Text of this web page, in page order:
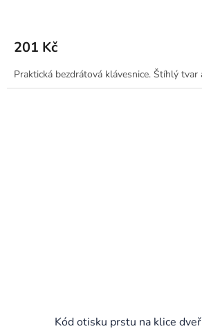
201 Kč
Praktická bezdrátová klávesnice. Štíhlý tvar
Kód otisku prstu na klice